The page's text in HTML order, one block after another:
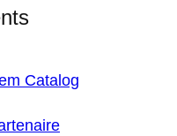
Catalog